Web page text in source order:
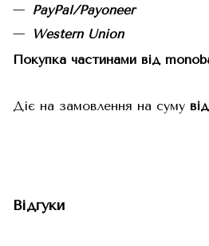
PayPal/Payoneer
Western Union
Покупка частинами від
Діє на замовлення на суму
Відгуки